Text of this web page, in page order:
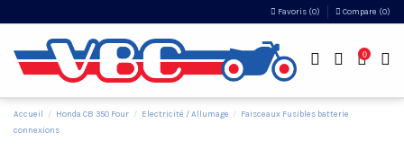
Favoris (0) Compare (0)
0
Accueil Honda CB 350 Four Electricité / Allumage
Faisceaux Fusibles batterie
connexions